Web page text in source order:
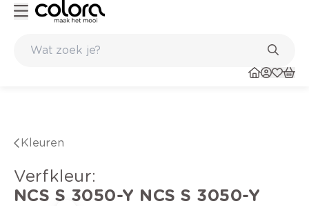
Kleuren
verfkleur:
NCS S 3050-Y NCS S 3050-Y